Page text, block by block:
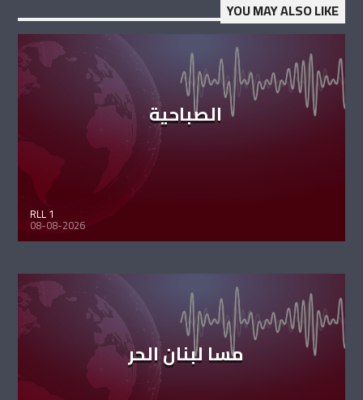
YOU MAY ALSO LIKE
الصباحية
RLL 1
08-08-2026
مسا لبنان الحر